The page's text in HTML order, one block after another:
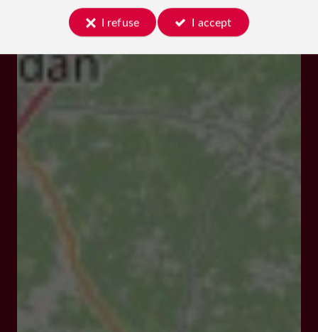
I refuse I accept